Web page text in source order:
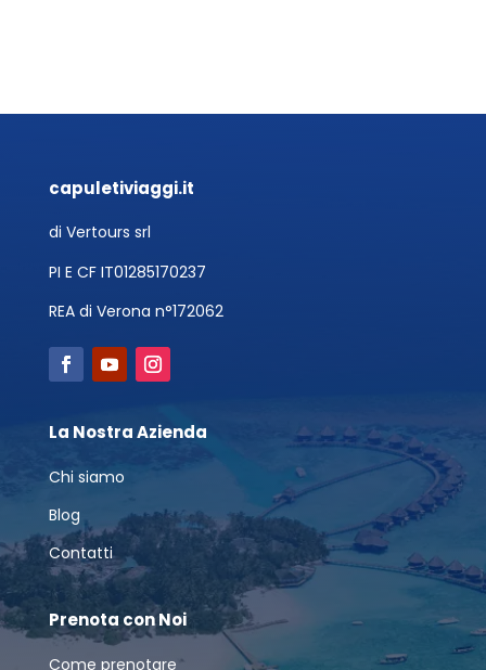
capuletiviaggi.it
di Vertours srl
PI E CF IT01285170237
REA di Verona n°172062
La Nostra Azienda
Chi siamo
Blog
Contatti
Prenota con Noi
Come prenotare